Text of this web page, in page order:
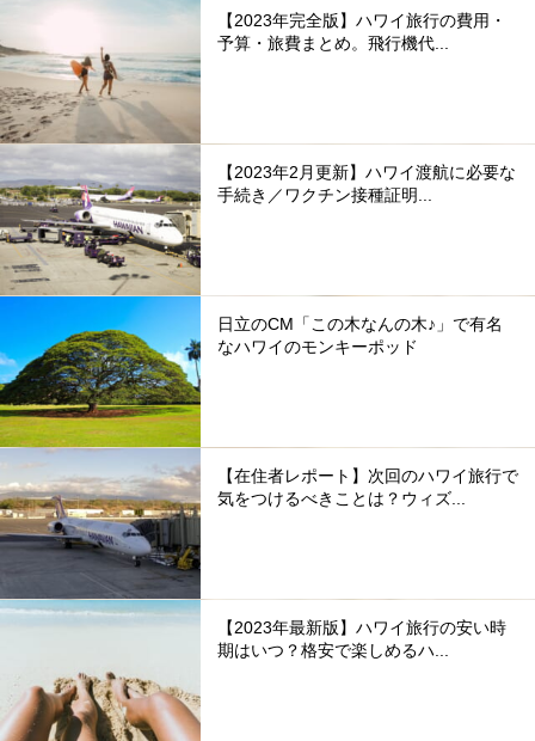
【2023年完全版】ハワイ旅行の費用・
予算・旅費まとめ。飛行機代...
【2023年2月更新】ハワイ渡航に必要な
手続き／ワクチン接種証明...
日立のCM「この木なんの木♪」で有名
なハワイのモンキーポッド
【在住者レポート】次回のハワイ旅行で
気をつけるべきことは？ウィズ...
【2023年最新版】ハワイ旅行の安い時
期はいつ？格安で楽しめるハ...